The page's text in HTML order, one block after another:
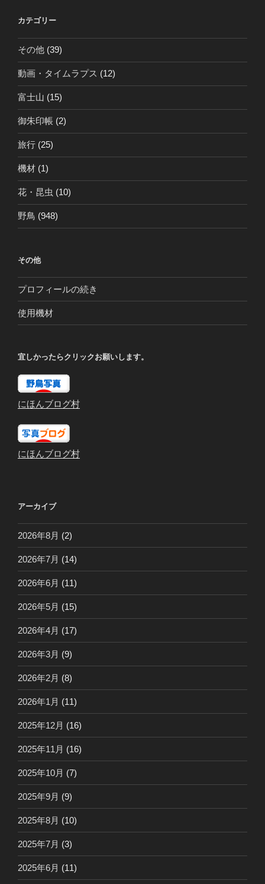
カテゴリー
その他 (39)
動画・タイムラプス (12)
富士山 (15)
御朱印帳 (2)
旅行 (25)
機材 (1)
花・昆虫 (10)
野鳥 (948)
その他
プロフィールの続き
使用機材
宜しかったらクリックお願いします。
にほんブログ村
にほんブログ村
アーカイブ
2026年8月 (2)
2026年7月 (14)
2026年6月 (11)
2026年5月 (15)
2026年4月 (17)
2026年3月 (9)
2026年2月 (8)
2026年1月 (11)
2025年12月 (16)
2025年11月 (16)
2025年10月 (7)
2025年9月 (9)
2025年8月 (10)
2025年7月 (3)
2025年6月 (11)